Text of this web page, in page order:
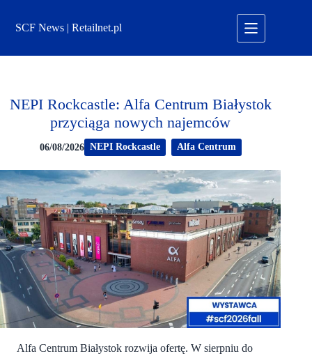
treściSCF News | Retailnet.pl
NEPI Rockcastle: Alfa Centrum Białystok
przyciąga nowych najemców
06/08/2026 NEPI Rockcastle Alfa Centrum
Alfa Centrum Białystok rozwija ofertę. W sierpniu do